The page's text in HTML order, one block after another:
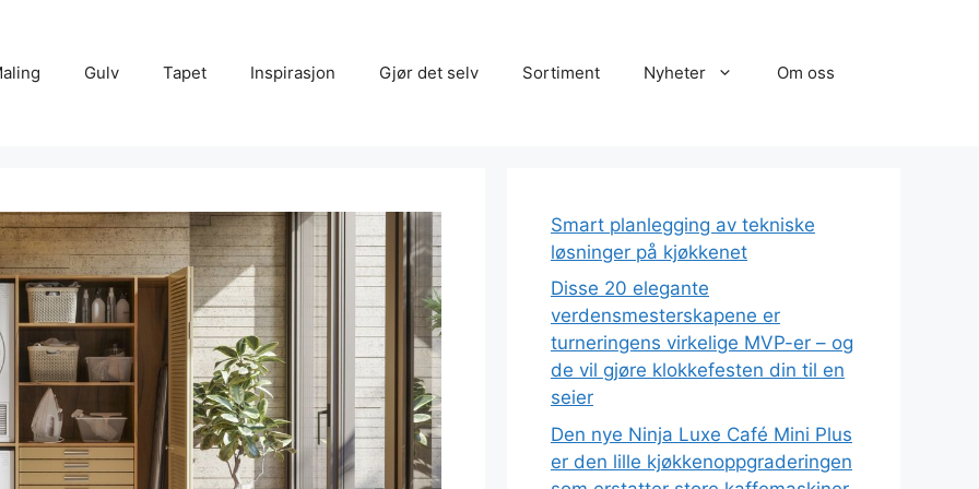
Gulv Tapet Inspirasjon Gjør det selv Sortiment Nyheter Om oss
Smart planlegging av tekniske
løsninger på kjøkkenet
Disse 20 elegante
verdensmesterskapene er
turneringens virkelige MVP-er – og
de vil gjøre klokkefesten din til en
seier
Den nye Ninja Luxe Café Mini Plus
er den lille kjøkkenoppgraderingen